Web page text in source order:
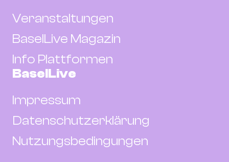
Veranstaltungen
BaselLive Magazin
Info Plattformen
BaselLive
Impressum
Datenschutzerklärung
Nutzungsbedingungen